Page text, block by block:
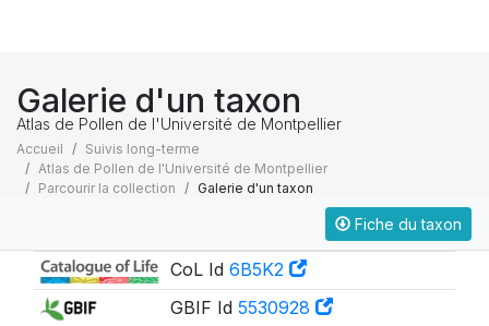
Galerie d'un taxon
Atlas de Pollen de l'Université de Montpellier
Accueil
Suivis long-terme
Atlas de Pollen de l'Université de Montpellier
Parcourir la collection
Galerie d'un taxon
Fiche du taxon
CoL Id 6B5K2
GBIF Id 5530928